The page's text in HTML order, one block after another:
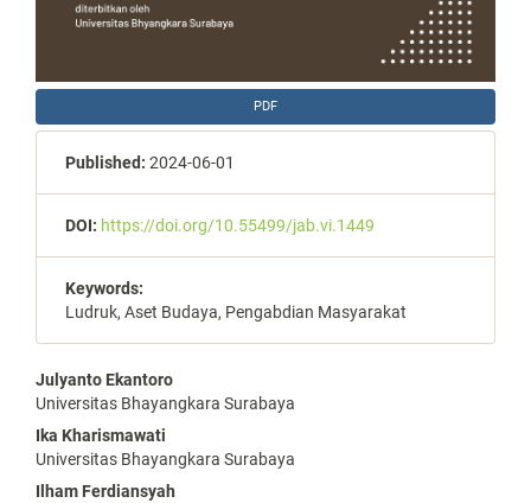
PDF
Published: 2024-06-01
DOI: https://doi.org/10.55499/jab.vi.1449
Keywords:
Ludruk, Aset Budaya, Pengabdian Masyarakat
Main
Article
Content
Julyanto Ekantoro
Universitas Bhayangkara Surabaya
Ika Kharismawati
Universitas Bhayangkara Surabaya
Ilham Ferdiansyah